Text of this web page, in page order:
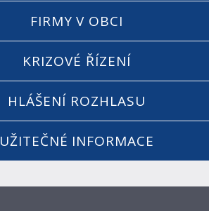
FIRMY V OBCI
KRIZOVÉ ŘÍZENÍ
HLÁŠENÍ ROZHLASU
UŽITEČNÉ INFORMACE